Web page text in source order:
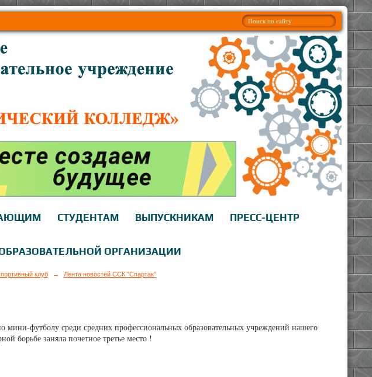
СТУДЕНТАМ ВЫПУСКНИКАМ ПРЕСС-ЦЕНТР
ОРГАНИЗАЦИИ
клуб → Лента новостей ССК "Спартак"
мини-футболу среди средних профессиональных образовательных учреждений нашего
борьбе заняла почетное третье место !